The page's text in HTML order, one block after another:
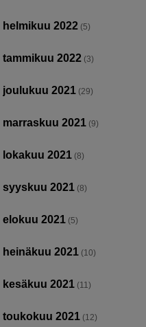
helmikuu 2022 (5)
tammikuu 2022 (3)
joulukuu 2021 (29)
marraskuu 2021 (9)
lokakuu 2021 (8)
syyskuu 2021 (8)
elokuu 2021 (5)
heinäkuu 2021 (10)
kesäkuu 2021 (11)
toukokuu 2021 (12)